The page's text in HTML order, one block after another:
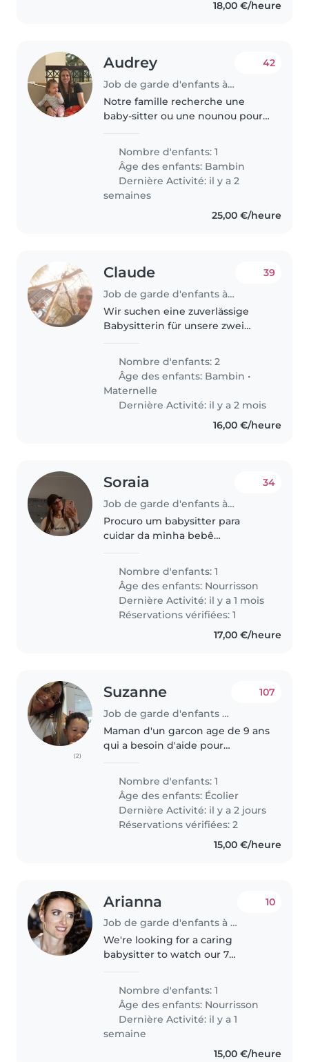
18,00 €/heure
Audrey
Job de garde d'enfants à Luxembourg
42
Notre famille recherche une
baby-sitter ou une nounou pour
mois, énergique et
indépendante. Elle adore
explorer et apprendre de
nouvelles choses. Nous..
Nombre d'enfants: 1
Âge des enfants: Bambin
Dernière Activité: il y a 2
semaines
25,00 €/heure
Claude
Job de garde d'enfants à Luxembourg
39
Wir suchen eine zuverlässige
Babysitterin für unsere zwei
Bedarf besteht vor allem über
den Sommer, danach aber auch
gerne regelmäßig an
Wochenenden..
Nombre d'enfants: 2
Âge des enfants: Bambin •
Maternelle
Dernière Activité: il y a 2 mois
16,00 €/heure
Soraia
Job de garde d'enfants à Luxembourg
34
Procuro um babysitter para
cuidar da minha bebê
alguém que se sinta à vontade
com animais de estimação. Ela é
uma bebe de 1 mês e meio ainda
tem o sono..
Nombre d'enfants: 1
Âge des enfants: Nourrisson
Dernière Activité: il y a 1 mois
Réservations vérifiées: 1
17,00 €/heure
(2)
Suzanne
Job de garde d'enfants à Luxembourg
107
Maman d'un garcon age de 9 ans
qui a besoin d'aide pour
les mardi et jeudi a partir de 16h.
Mum of a 9 years old boy
looking..
Nombre d'enfants: 1
Âge des enfants: Écolier
Dernière Activité: il y a 2 jours
Réservations vérifiées: 2
15,00 €/heure
Arianna
Job de garde d'enfants à Luxembourg
10
We're looking for a caring
babysitter to watch our 7
Our little one is curious,
energetic, and always ready to
laugh. We need someone who
speaks English..
Nombre d'enfants: 1
Âge des enfants: Nourrisson
Dernière Activité: il y a 1
semaine
15,00 €/heure